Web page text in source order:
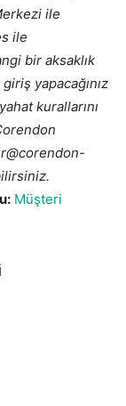
ile
ile
bir aksaklık
yapacağınız
kurallarını
Müşteri